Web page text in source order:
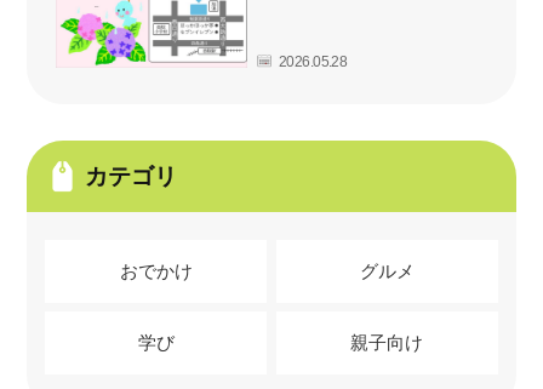
2026.05.28
カテゴリ
おでかけ グルメ
学び 親子向け